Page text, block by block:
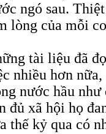
ngó sau.
lòng của mỗi
tài liệu đã
nhiều hơn
nước hầu
đủ xã hội họ
thế kỷ qua có